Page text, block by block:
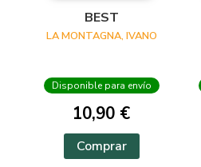
BEST
LA MONTAGNA, IVANO
Disponible para envío
10,90 €
Comprar